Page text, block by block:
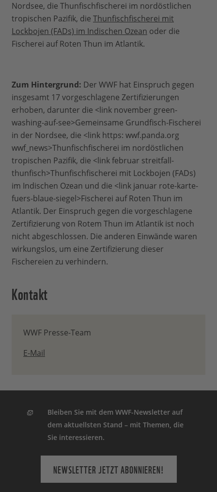
Nordsee, die Thunfischfischerei im nordöstlichen
tropischen Pazifik, die Thunfischfischerei mit
Lockbojen (FADs) im Indischen Ozean oder die
Fischerei auf Roten Thun im Atlantik.
Zum Hintergrund: Der WWF hat Einspruch gegen
insgesamt 17 vorgeschlagene Zertifizierungen
erhoben, darunter die <link november green-
washing-auf-see>Gemeinsame Grundfisch-Fischerei
in der Nordsee, die <link https: wwf.panda.org
wwf_news>Thunfischfischerei im nordöstlichen
tropischen Pazifik, die <link februar streitfall-
thunfisch>Thunfischfischerei mit Lockbojen (FADs)
im Indischen Ozean und die <link januar rote-karte-
fuers-blaue-siegel>Fischerei auf Roten Thun im
Atlantik. Der Einspruch gegen die vorgeschlagene
Zertifizierung von Rotem Thun im Atlantik ist noch
nicht abgeschlossen. Die anderen Einwände waren
wirkungslos, um eine Zertifizierung dieser
Fischereien zu verhindern.
Kontakt
WWF Presse-Team
E-Mail
Bleiben Sie mit dem WWF-Newsletter auf
dem aktuellsten Stand – mit Themen, die
Sie interessieren.
NEWSLETTER JETZT ABONNIEREN!